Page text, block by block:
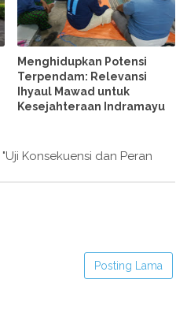
Menghidupkan Potensi
Terpendam: Relevansi
Ihyaul Mawad untuk
Kesejahteraan Indramayu
Konsekuensi dan Peran
Posting Lama